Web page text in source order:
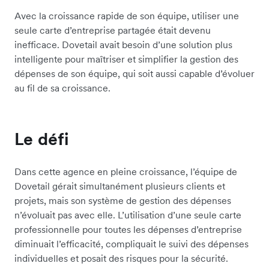
Avec la croissance rapide de son équipe, utiliser une
seule carte d’entreprise partagée était devenu
inefficace. Dovetail avait besoin d’une solution plus
intelligente pour maîtriser et simplifier la gestion des
dépenses de son équipe, qui soit aussi capable d’évoluer
au fil de sa croissance.
Le défi
Dans cette agence en pleine croissance, l’équipe de
Dovetail gérait simultanément plusieurs clients et
projets, mais son système de gestion des dépenses
n’évoluait pas avec elle. L’utilisation d’une seule carte
professionnelle pour toutes les dépenses d’entreprise
diminuait l’efficacité, compliquait le suivi des dépenses
individuelles et posait des risques pour la sécurité.